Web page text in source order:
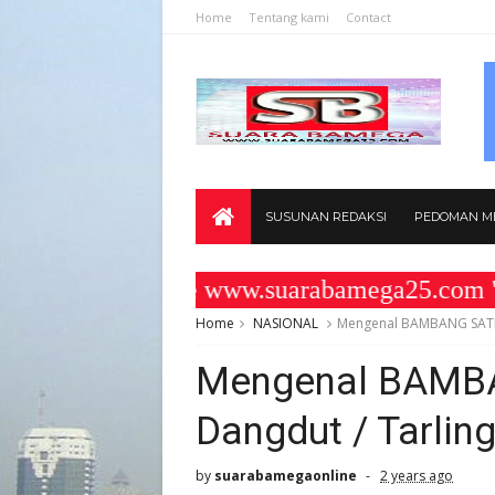
Home Tentang kami Contact
SUSUNAN REDAKSI PEDOMAN
Website www.suarabamega25.com "
Home NASIONAL Mengenal BAMBANG
Mengenal
Dangdut /
by suarabamegaonline 2 years ago